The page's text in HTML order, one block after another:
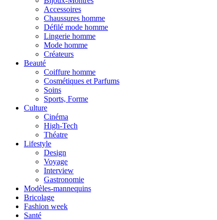
Accessoires
Chaussures homme
Défilé mode homme
Lingerie homme
Mode homme
Créateurs
Beauté
Coiffure homme
Cosmétiques et Parfums
Soins
Sports, Forme
Culture
Cinéma
High-Tech
Théatre
Lifestyle
Design
Voyage
Interview
Gastronomie
Modèles-mannequins
Bricolage
Fashion week
Santé